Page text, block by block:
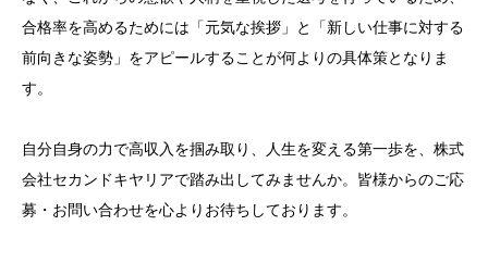
合格率を高めるためには「元気な挨拶」と「新しい仕事に対する
前向きな姿勢」をアピールすることが何よりの具体策となりま
す。
自分自身の力で高収入を掴み取り、人生を変える第一歩を、株式
会社セカンドキヤリアで踏み出してみませんか。皆様からのご応
募・お問い合わせを心よりお待ちしております。